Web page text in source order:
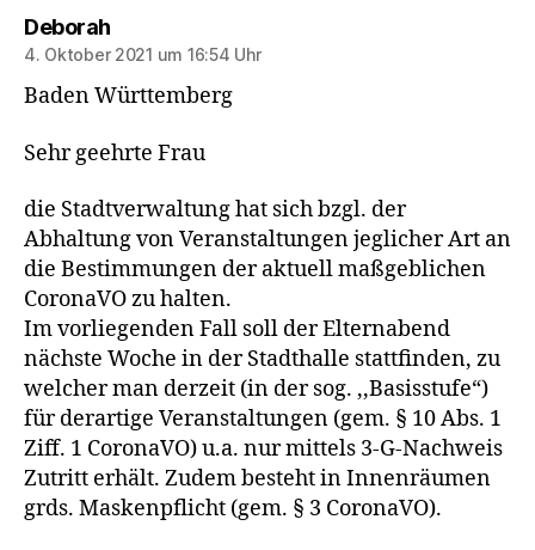
Deborahsagt:
4. Oktober 2021 um 16:54 Uhr
Baden Württemberg
Sehr geehrte Frau
die Stadtverwaltung hat sich bzgl. der
Abhaltung von Veranstaltungen jeglicher Art an
die Bestimmungen der aktuell maßgeblichen
CoronaVO zu halten.
Im vorliegenden Fall soll der Elternabend
nächste Woche in der Stadthalle stattfinden, zu
welcher man derzeit (in der sog. ,,Basisstufe“)
für derartige Veranstaltungen (gem. § 10 Abs. 1
Ziff. 1 CoronaVO) u.a. nur mittels 3-G-Nachweis
Zutritt erhält. Zudem besteht in Innenräumen
grds. Maskenpflicht (gem. § 3 CoronaVO).